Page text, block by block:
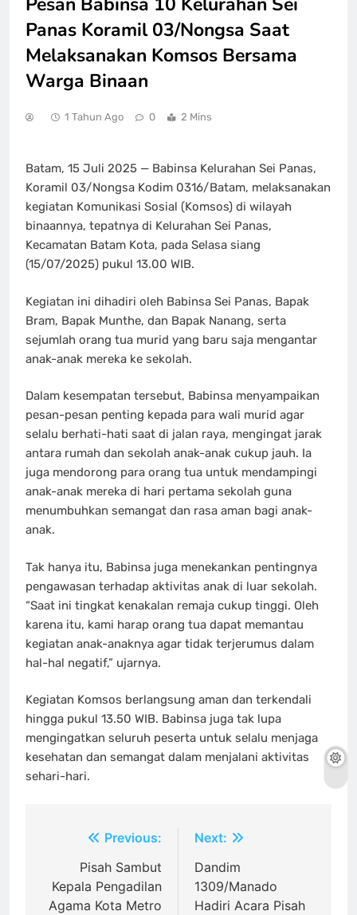
Panas Koramil 03/Nongsa Saat
Melaksanakan Komsos Bersama
Warga Binaan
1 Tahun Ago 0 2 Mins
Batam, 15 Juli 2025 — Babinsa Kelurahan Sei Panas,
Koramil 03/Nongsa Kodim 0316/Batam, melaksanakan
kegiatan Komunikasi Sosial (Komsos) di wilayah
binaannya, tepatnya di Kelurahan Sei Panas,
Kecamatan Batam Kota, pada Selasa siang
(15/07/2025) pukul 13.00 WIB.
Kegiatan ini dihadiri oleh Babinsa Sei Panas, Bapak
Bram, Bapak Munthe, dan Bapak Nanang, serta
sejumlah orang tua murid yang baru saja mengantar
anak-anak mereka ke sekolah.
Dalam kesempatan tersebut, Babinsa menyampaikan
pesan-pesan penting kepada para wali murid agar
selalu berhati-hati saat di jalan raya, mengingat jarak
antara rumah dan sekolah anak-anak cukup jauh. Ia
juga mendorong para orang tua untuk mendampingi
anak-anak mereka di hari pertama sekolah guna
menumbuhkan semangat dan rasa aman bagi anak-
anak.
Tak hanya itu, Babinsa juga menekankan pentingnya
pengawasan terhadap aktivitas anak di luar sekolah.
“Saat ini tingkat kenakalan remaja cukup tinggi. Oleh
karena itu, kami harap orang tua dapat memantau
kegiatan anak-anaknya agar tidak terjerumus dalam
hal-hal negatif,” ujarnya.
Kegiatan Komsos berlangsung aman dan terkendali
hingga pukul 13.50 WIB. Babinsa juga tak lupa
mengingatkan seluruh peserta untuk selalu menjaga
kesehatan dan semangat dalam menjalani aktivitas
sehari-hari.
NavigasiPrevious:
Pisah Sambut
Kepala Pengadilan
Agama Kota Metro
Next:
Dandim
1309/Manado
Hadiri Acara Pisah